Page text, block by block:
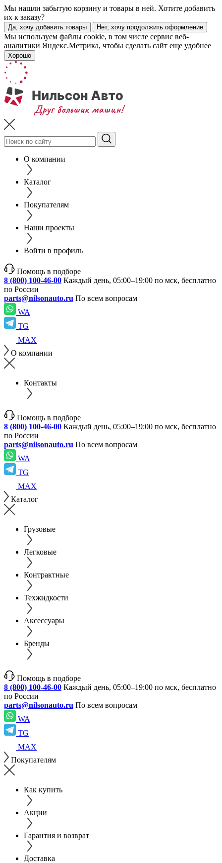
Мы нашли забытую корзину и товары в ней. Хотите добавить
их к заказу?
Да, хочу добавить товары Нет, хочу продолжить оформление
Мы используем файлы cookie, в том числе сервис веб-
аналитики Яндекс.Метрика, чтобы сделать сайт еще удобнее
Хорошо
О компании
Каталог
Покупателям
Наши проекты
Войти в профиль
Помощь в подборе
8 (800) 100-46-00 Каждый день, 05:00–19:00 по мск, бесплатно
по России
parts@nilsonauto.ru По всем вопросам
WA
TG
MAX
О компании
Контакты
Помощь в подборе
8 (800) 100-46-00 Каждый день, 05:00–19:00 по мск, бесплатно
по России
parts@nilsonauto.ru По всем вопросам
WA
TG
MAX
Каталог
Грузовые
Легковые
Контрактные
Техжидкости
Аксессуары
Бренды
Помощь в подборе
8 (800) 100-46-00 Каждый день, 05:00–19:00 по мск, бесплатно
по России
parts@nilsonauto.ru По всем вопросам
WA
TG
MAX
Покупателям
Как купить
Акции
Гарантия и возврат
Доставка